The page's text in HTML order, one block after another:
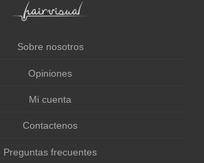
Sobre nosotros
Opiniones
Mi cuenta
Contactenos
Preguntas frecuentes